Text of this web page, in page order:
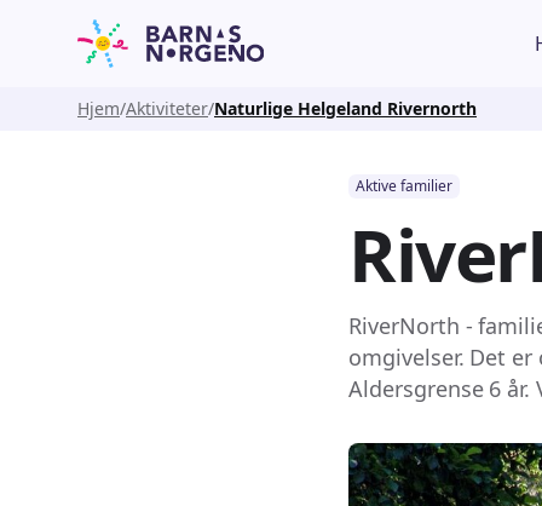
Hjem Aktiviteter Naturlige Helgeland Rivernorth
Aktive familier
RiverNorth -
omgivelser. Det
Aldersgrense 6